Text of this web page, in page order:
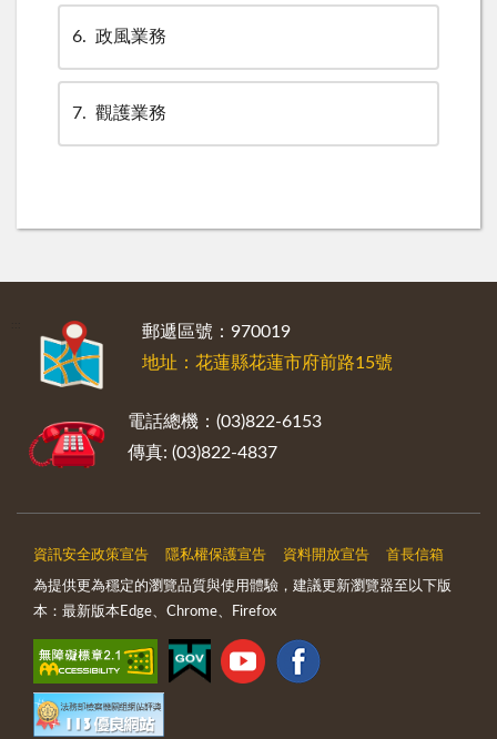
6 政風業務
7 觀護業務
郵遞區號：970019
地址：花蓮縣花蓮市府前路15號
電話總機：(03)822-6153
傳真: (03)822-4837
資訊安全政策宣告 隱私權保護宣告 資料開放宣告 首長信箱
為提供更為穩定的瀏覽品質與使用體驗，建議更新瀏覽器至以下版
本：最新版本Edge、Chrome、Firefox